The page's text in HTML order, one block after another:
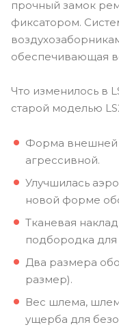
прочный замок
фиксатором.
обеспечивающая
Что изменилось в
старой моделью
Форма внешней
агрессивной.
Улучшилась
новой форме
Тканевая
подбородка для
Два размера
размер).
Вес шлема, шлем
ущерба для